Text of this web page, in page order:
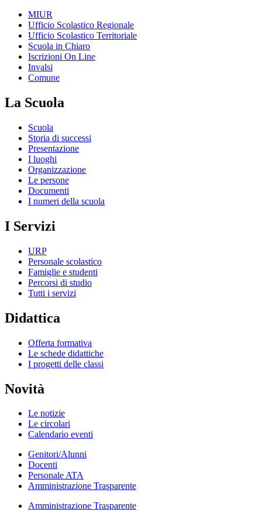
MIUR
Ufficio Scolastico Regionale
Ufficio Scolastico Territoriale
Scuola in Chiaro
Iscrizioni On Line
Invalsi
Comune
La Scuola
Scuola
Storia di successi
Presentazione
I luoghi
Organizzazione
Le persone
Documenti
I numeri della scuola
I Servizi
URP
Personale scolastico
Famiglie e studenti
Percorsi di studio
Tutti i servizi
Didattica
Offerta formativa
Le schede didattiche
I progetti delle classi
Novità
Le notizie
Le circolari
Calendario eventi
Genitori/Alunni
Docenti
Personale ATA
Amministrazione Trasparente
Amministrazione Trasparente